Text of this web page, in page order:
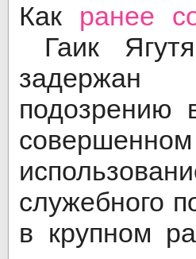
Как ранее
Гаик
подозрению
служебного
в крупном